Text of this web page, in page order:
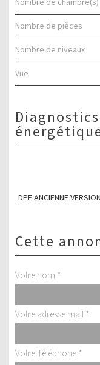
Nombre de chambre(s)
Nombre de pièces
Nombre de niveaux
Vue
diagnostics de performance
DPE ANCIENNE VERSION
cette
Votre nom *
Votre adresse mail *
Votre Téléphone *